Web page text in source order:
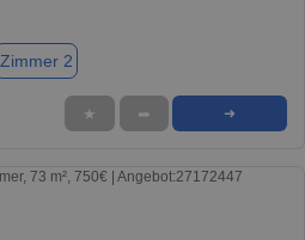
Zimmer 2
★ ➦ ➜